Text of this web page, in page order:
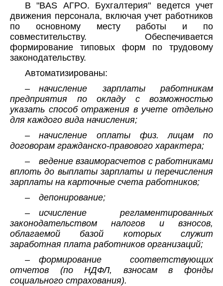
В "BAS АГРО. Бухгалтерия" ведется учет
движения персонала, включая учет работников
по основному месту работы и по
совместительству. Обеспечивается
формирование типовых форм по трудовому
законодательству.
Автоматизированы:
– начисление зарплаты работникам
предприятия по окладу с возможностью
указать способ отражения в учете отдельно
для каждого вида начисления;
– начисление оплаты физ. лицам по
договорам гражданско‑правового характера;
– ведение взаиморасчетов с работниками
вплоть до выплаты зарплаты и перечисления
зарплаты на карточные счета работников;
– депонирование;
– исчисление регламентированных
законодательством налогов и взносов,
облагаемой базой которых служит
заработная плата работников организаций;
– формирование соответствующих
отчетов (по НДФЛ, взносам в фонды
социального страхования).